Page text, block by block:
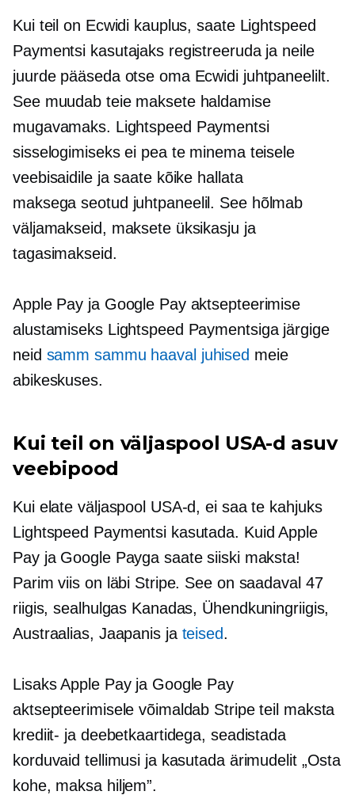
Kui teil on Ecwidi kauplus, saate Lightspeed
Paymentsi kasutajaks registreeruda ja neile
juurde pääseda otse oma Ecwidi juhtpaneelilt.
See muudab teie maksete haldamise
mugavamaks. Lightspeed Paymentsi
sisselogimiseks ei pea te minema teisele
veebisaidile ja saate kõike hallata
maksega seotud juhtpaneelil. See hõlmab
väljamakseid, maksete üksikasju ja
tagasimakseid.
Apple Pay ja Google Pay aktsepteerimise
alustamiseks Lightspeed Paymentsiga järgige
neid samm sammu haaval juhised meie
abikeskuses.
Kui teil on väljaspool USA-d asuv
veebipood
Kui elate väljaspool USA-d, ei saa te kahjuks
Lightspeed Paymentsi kasutada. Kuid Apple
Pay ja Google Payga saate siiski maksta!
Parim viis on läbi Stripe. See on saadaval 47
riigis, sealhulgas Kanadas, Ühendkuningriigis,
Austraalias, Jaapanis ja teised.
Lisaks Apple Pay ja Google Pay
aktsepteerimisele võimaldab Stripe teil maksta
krediit- ja deebetkaartidega, seadistada
korduvaid tellimusi ja kasutada ärimudelit „Osta
kohe, maksa hiljem”.